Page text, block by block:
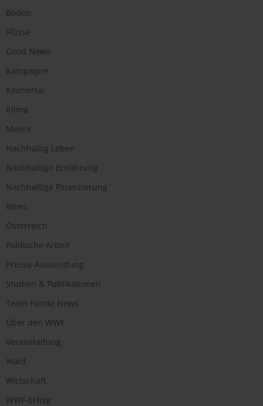
Boden
Flüsse
Good News
Kampagne
Kaunertal
Klima
Meere
Nachhaltig Leben
Nachhaltige Ernährung
Nachhaltige Finanzierung
News
Österreich
Politische Arbeit
Presse-Aussendung
Studien & Publikationen
Team Panda News
Über den WWF
Veranstaltung
Wald
Wirtschaft
WWF-Erfolg